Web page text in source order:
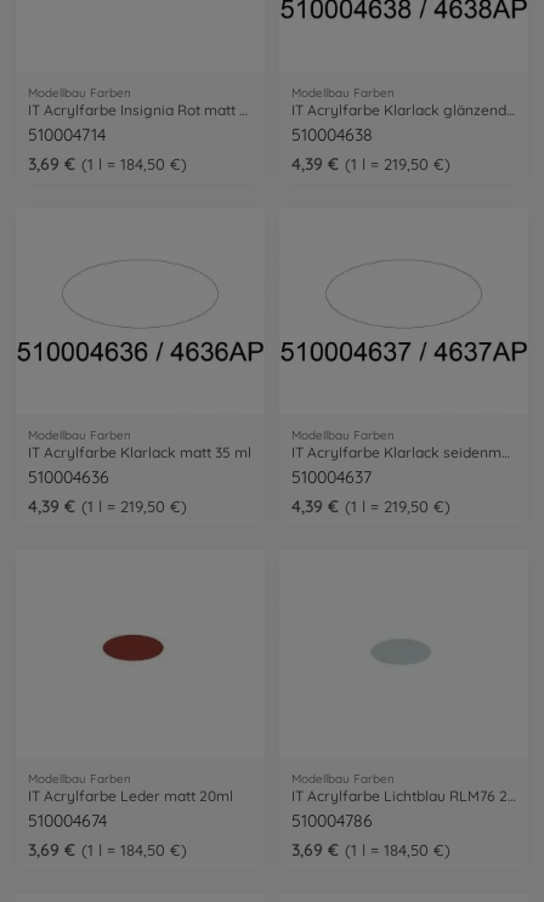
Modellbau Farben
510004714
3,69 €
1 l = 184,50 €
Modellbau Farben
510004638
4,39 €
1 l = 219,50 €
Modellbau Farben
IT Acrylfarbe Klarlack matt 35 ml
510004636
4,39 €
1 l = 219,50 €
Modellbau Farben
IT Acrylfarbe Klarlack seidenmatt 35 ml
510004637
4,39 €
1 l = 219,50 €
Modellbau Farben
IT Acrylfarbe Leder matt 20ml
510004674
3,69 €
1 l = 184,50 €
Modellbau Farben
510004786
3,69 €
1 l = 184,50 €